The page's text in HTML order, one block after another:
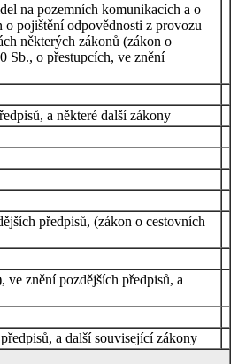
na pozemních komunikacích a o
o pojištění odpovědnosti z provozu
některých zákonů (zákon o
Sb., o přestupcích, ve znění
a některé další zákony
předpisů, (zákon o cestovních
znění pozdějších předpisů, a
a další související zákony